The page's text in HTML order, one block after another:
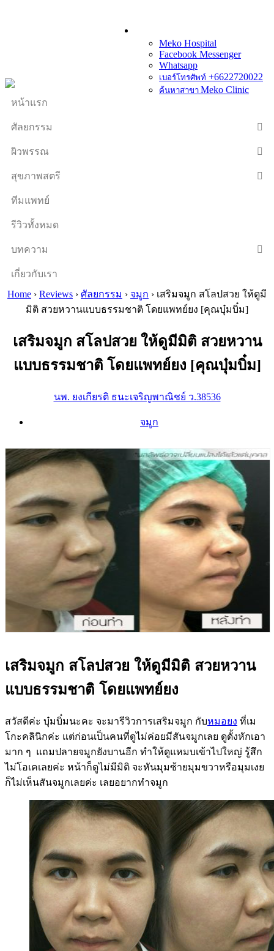
Meko Hospital
Facebook Messenger
Whatsapp
เบอร์โทรศัพท์ +6622720022
ค้นหาสาขา Meko Clinic
หน้าแรก
ศัลยกรรม
ผิวพรรณ
สุขภาพสตรี
ทีมแพทย์
รีวิวทั้งหมด
บทความ
เกี่ยวกับเรา
Home › Reviews › ศัลยกรรม › จมูก › เสริมจมูก สโลปสวย ให้ดูมี
มิติ สวยหวานแบบธรรมชาติ โดยแพทย์ยง [คุณบุ๋มบิ๋ม]
เสริมจมูก สโลปสวย ให้ดูมีมิติ สวยหวาน
แบบธรรมชาติ โดยแพทย์ยง [คุณบุ๋มบิ๋ม]
นพ. ยงเกียรติ ธนะเจริญพาณิชย์ ว.38536
จมูก
เสริมจมูก สโลปสวย ให้ดูมีมิติ สวยหวาน
แบบธรรมชาติ โดยแพทย์ยง
สวัสดีค่ะ บุ๋มบิ๋มนะคะ จะมารีวิวการเสริมจมูก กับหมอยง ที่เม
โกะคลินิกค่ะ แต่ก่อนเป็นคนที่ดูไม่ค่อยมีสันจมูกเลย ดูดั้งหักเอา
มาก ๆ แถมปลายจมูกยังบานอีก ทำให้ดูแหมบเข้าไปใหญ่ รู้สึก
ไม่โอเคเลยค่ะ หน้าก็ดูไม่มีมิติ จะหันมุมซ้ายมุมขวาหรือมุมเงย
ก็ไม่เห็นสันจมูกเลยค่ะ เลยอยากทำจมูก